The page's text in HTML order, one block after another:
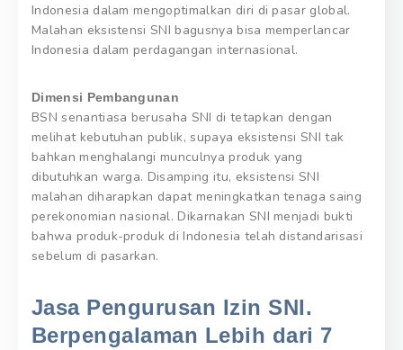
Indonesia dalam mengoptimalkan diri di pasar global.
Malahan eksistensi SNI bagusnya bisa memperlancar
Indonesia dalam perdagangan internasional.
Dimensi Pembangunan
BSN senantiasa berusaha SNI di tetapkan dengan
melihat kebutuhan publik, supaya eksistensi SNI tak
bahkan menghalangi munculnya produk yang
dibutuhkan warga. Disamping itu, eksistensi SNI
malahan diharapkan dapat meningkatkan tenaga saing
perekonomian nasional. Dikarnakan SNI menjadi bukti
bahwa produk-produk di Indonesia telah distandarisasi
sebelum di pasarkan.
Jasa Pengurusan Izin SNI.
Berpengalaman Lebih dari 7